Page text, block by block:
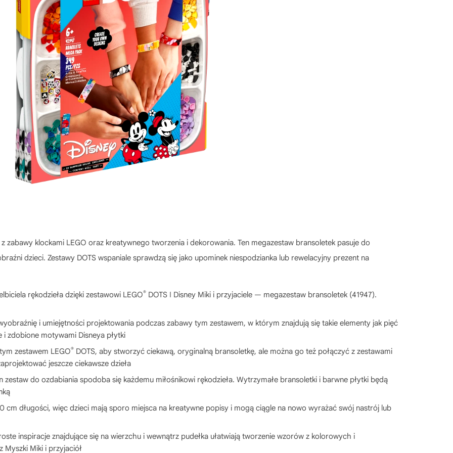
zabawy klockami LEGO oraz kreatywnego tworzenia i dekorowania. Ten megazestaw bransoletek pasuje do
dzieci. Zestawy DOTS wspaniale sprawdzą się jako upominek niespodzianka lub rewelacyjny prezent na
rękodzieła dzięki zestawowi LEGO® DOTS ǀ Disney Miki i przyjaciele — megazestaw bransoletek (41947).
i umiejętności projektowania podczas zabawy tym zestawem, w którym znajdują się takie elementy jak pięć
zdobione motywami Disneya płytki
zestawem LEGO® DOTS, aby stworzyć ciekawą, oryginalną bransoletkę, ale można go też połączyć z zestawami
jeszcze ciekawsze dzieła
do ozdabiania spodoba się każdemu miłośnikowi rękodzieła. Wytrzymałe bransoletki i barwne płytki będą
długości, więc dzieci mają sporo miejsca na kreatywne popisy i mogą ciągle na nowo wyrażać swój nastrój lub
inspiracje znajdujące się na wierzchu i wewnątrz pudełka ułatwiają tworzenie wzorów z kolorowych i
Myszki Miki i przyjaciół